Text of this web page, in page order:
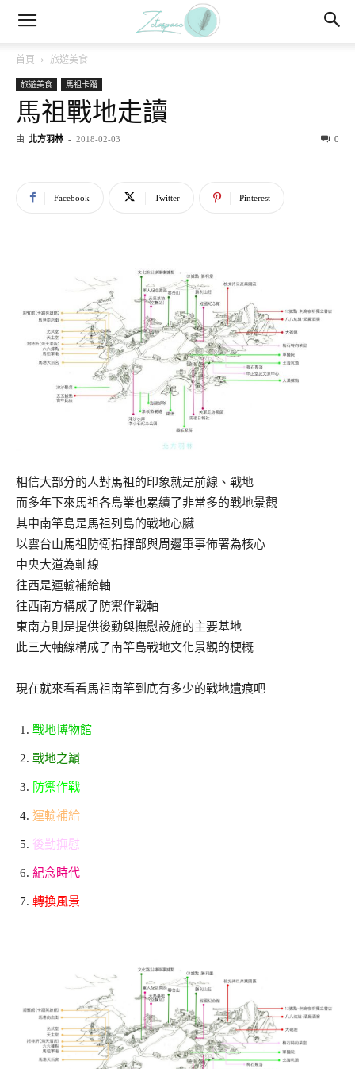
首頁 旅遊美食
旅遊美食 馬祖卡蹓
馬祖戰地走讀
由 北方羽林 - 2018-02-03 0
Facebook Twitter Pinterest
相信大部分的人對馬祖的印象就是前線、戰地
而多年下來馬祖各島業也累績了非常多的戰地景觀
其中南竿島是馬祖列島的戰地心臟
以雲台山馬祖防衛指揮部與周邊軍事佈署為核心
中央大道為軸線
往西是運輸補給軸
往西南方構成了防禦作戰軸
東南方則是提供後勤與撫慰設施的主要基地
此三大軸線構成了南竿島戰地文化景觀的梗概
現在就來看看馬祖南竿到底有多少的戰地遺痕吧
戰地博物館
戰地之巔
防禦作戰
運輸補給
後勤撫慰
紀念時代
轉換風景